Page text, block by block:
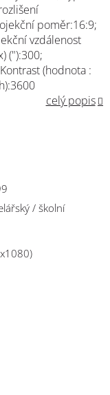
poměr:16:9;
vzdálenost
("):300;
(hodnota :
celý popis
/ školní